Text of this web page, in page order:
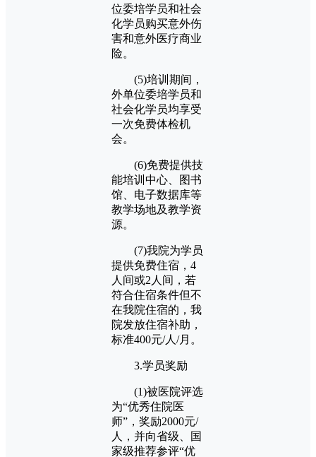
位委培学员和社会
化学员购买意外伤
害和意外医疗商业
险。
(5)培训期间，
外单位委培学员和
社会化学员均享受
一次免费体检机
会。
(6)免费提供技
能培训中心、图书
馆、电子数据库等
教学场地及教学资
源。
(7)我院为学员
提供免费住宿，4
人间或2人间，若
符合住宿条件但不
在我院住宿的，我
院发放住宿补助，
标准400元/人/月。
3.学员奖励
(1)被医院评选
为“优秀住院医
师”，奖励2000元/
人，并向省级、国
家级推荐参评“优